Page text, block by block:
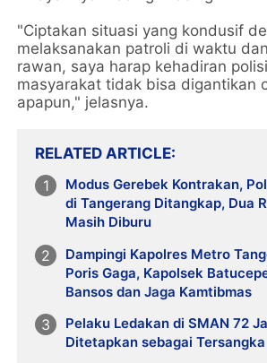
"Ciptakan situasi yang kondusif
melaksanakan patroli di waktu
rawan, saya harap kehadiran
masyarakat tidak bisa digantikan
apapun," jelasnya.
RELATED ARTICLE
Modus Gerebek Kontrakan,
di Tangerang Ditangkap, Dua
Masih Diburu
Dampingi Kapolres Metro
Poris Gaga, Kapolsek
Bansos dan Jaga Kamtibmas
Pelaku Ledakan di SMAN 72
Ditetapkan sebagai Tersangka